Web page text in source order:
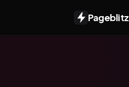
Pageblitz